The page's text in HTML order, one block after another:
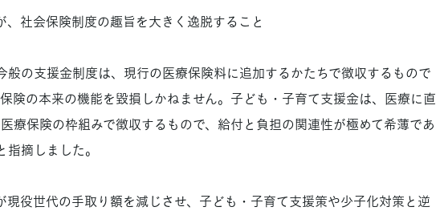
、社会保険制度の趣旨を大きく逸脱すること
般の支援金制度は、現行の医療保険料に追加するかたちで徴収するもので
険の本来の機能を毀損しかねません。子ども・子育て支援金は、医療に直
療保険の枠組みで徴収するもので、給付と負担の関連性が極めて希薄であ
指摘しました。
が現役世代の手取り額を減じさせ、子ども・子育て支援策や少子化対策と逆